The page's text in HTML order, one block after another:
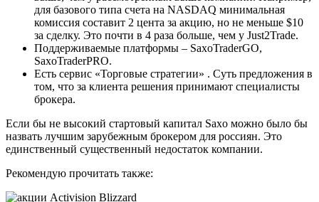
для базового типа счета на NASDAQ минимальная
комиссия составит 2 цента за акцию, но не меньше $10
за сделку. Это почти в 4 раза больше, чем у Just2Trade.
Поддерживаемые платформы – SaxoTraderGO,
SaxoTraderPRO.
Есть сервис «Торговые стратегии» . Суть предложения в
том, что за клиента решения принимают специалисты
брокера.
Если бы не высокий стартовый капитал Saxo можно было бы
назвать лучшим зарубежным брокером для россиян. Это
единственный существенный недостаток компании.
Рекомендую прочитать также: